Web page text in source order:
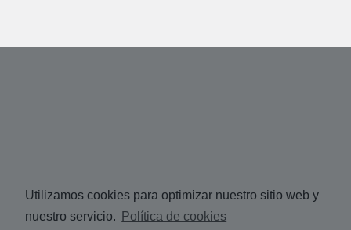
Utilizamos cookies para optimizar nuestro sitio web y
nuestro servicio.
Política de cookies